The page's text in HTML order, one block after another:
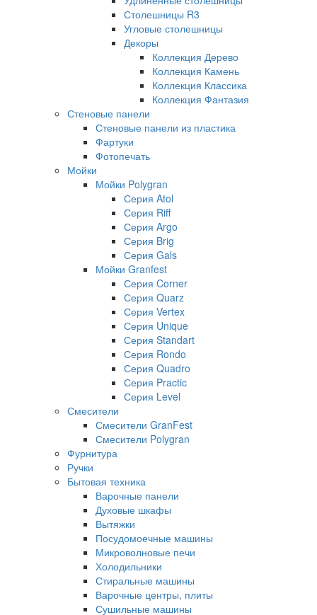
Столешницы R3
Угловые столешницы
Декоры
Коллекция Дерево
Коллекция Камень
Коллекция Классика
Коллекция Фантазия
Стеновые панели
Стеновые панели из пластика
Фартуки
Фотопечать
Мойки
Мойки Polygran
Серия Atol
Серия Riff
Серия Argo
Серия Brig
Серия Gals
Мойки Granfest
Серия Corner
Серия Quarz
Серия Vertex
Серия Unique
Серия Standart
Серия Rondo
Серия Quadro
Серия Practic
Серия Level
Смесители
Смесители GranFest
Смесители Polygran
Фурнитура
Ручки
Бытовая техника
Варочные панели
Духовые шкафы
Вытяжки
Посудомоечные машины
Микроволновые печи
Холодильники
Стиральные машины
Варочные центры, плиты
Сушильные машины